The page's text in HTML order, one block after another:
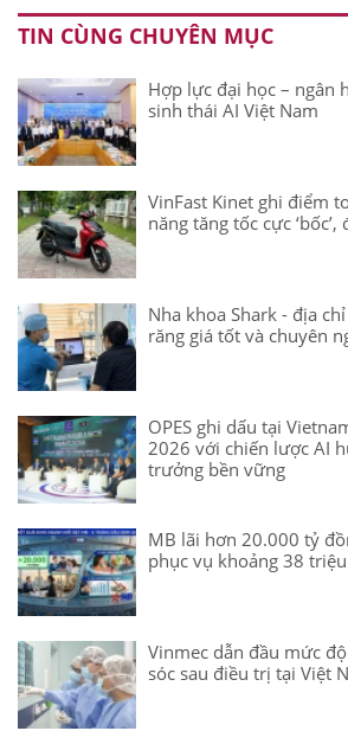
TIN CÙNG CHUYÊN MỤC
Hợp lực đại học – ngân
sinh thái AI Việt Nam
VinFast Kinet ghi điểm
năng tăng tốc cực
Nha khoa Shark - địa
răng giá tốt và chuyên
OPES ghi dấu tại
2026 với chiến lược AI
trưởng bền vững
MB lãi hơn 20.000 tỷ
phục vụ khoảng 38
Vinmec dẫn đầu mức
sóc sau điều trị tại Việt